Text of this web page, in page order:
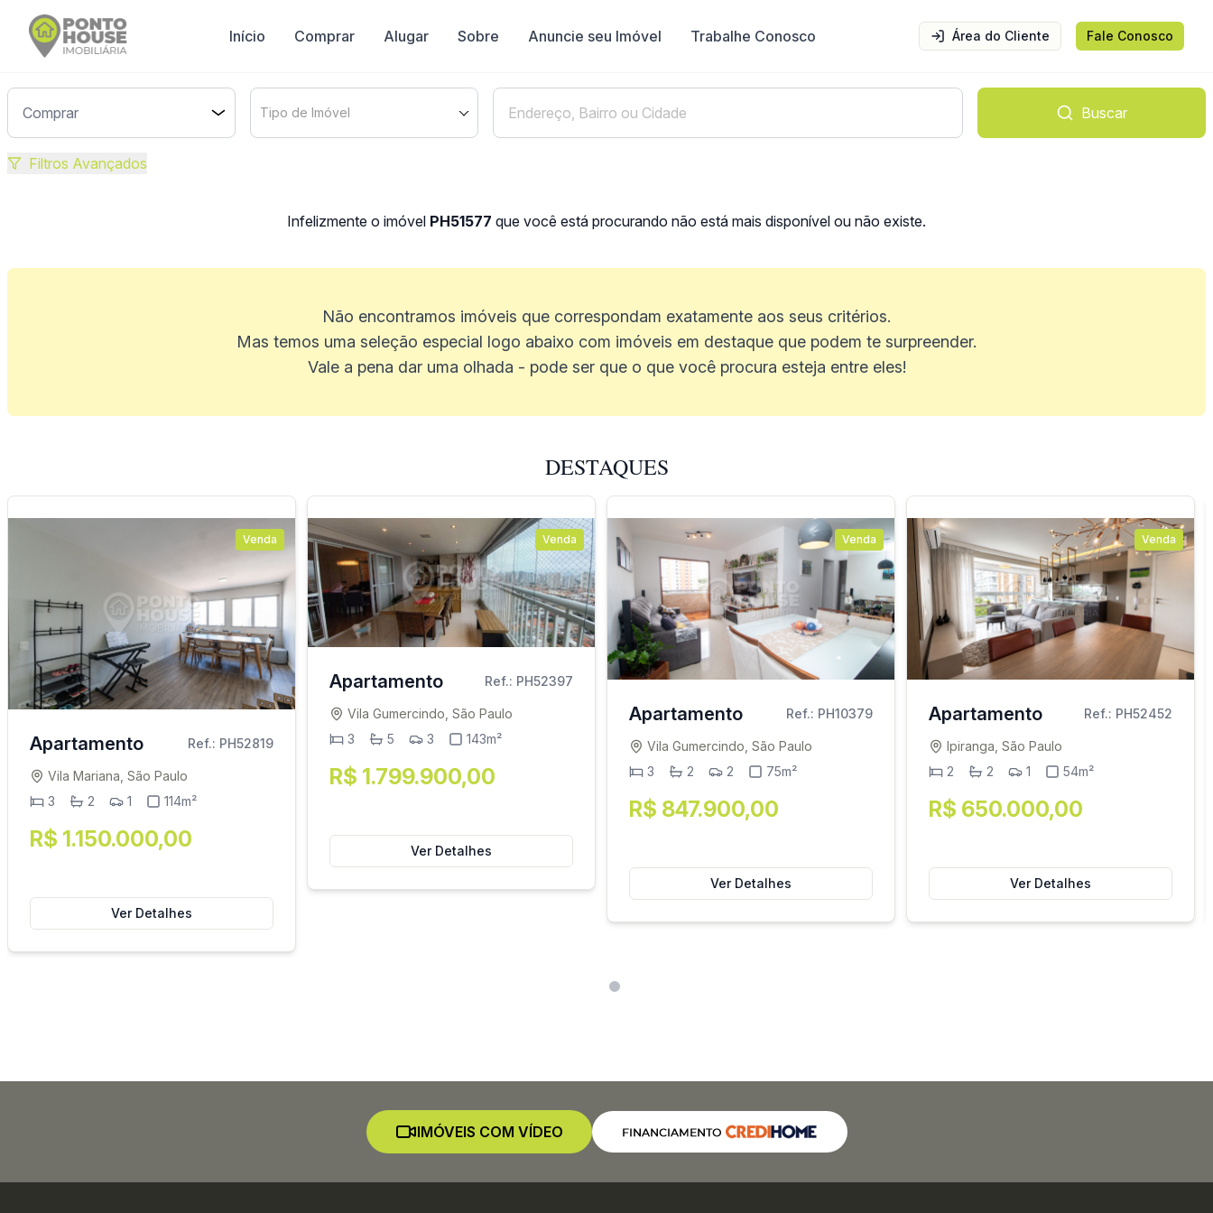
Início Comprar Alugar Sobre Anuncie seu Imóvel Trabalhe Conosco Área do Cliente Fale Conosco
Tipo de Imóvel Buscar
Filtros Avançados
Infelizmente o imóvel PH51577 que você está procurando não está mais disponível ou não existe.
Não encontramos imóveis que correspondam exatamente aos seus critérios.
Mas temos uma seleção especial logo abaixo com imóveis em destaque que podem te surpreender.
Vale a pena dar uma olhada - pode ser que o que você procura esteja entre eles!
DESTAQUES
Venda
Apartamento Ref.: PH52819
Vila Mariana, São Paulo
3
2 1 114m²
R$ 1.150.000,00
Ver Detalhes
Venda
Apartamento Ref.: PH52397
Vila Gumercindo, São Paulo
3
5 3 143m²
R$ 1.799.900,00
Ver Detalhes
Venda
Apartamento Ref.: PH10379
Vila Gumercindo, São Paulo
3
2 2 75m²
R$ 847.900,00
Ver Detalhes
Venda
Apartamento Ref.: PH52452
Ipiranga, São Paulo
2
2 1 54m²
R$ 650.000,00
Ver Detalhes
IMÓVEIS COM VÍDEO